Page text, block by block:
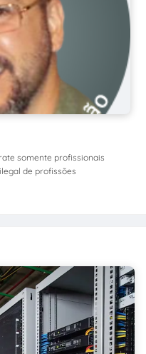
somente profissionais
de profissões